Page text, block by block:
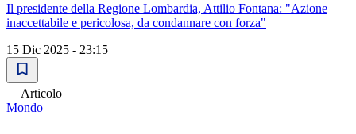
Il presidente della Regione Lombardia, Attilio Fontana: "Azione
inaccettabile e pericolosa, da condannare con forza"
15 Dic 2025 - 23:15
Articolo
Mondo